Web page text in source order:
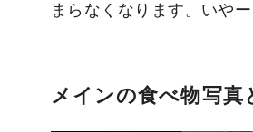
まらなくなります。いや
メインの食べ物写真